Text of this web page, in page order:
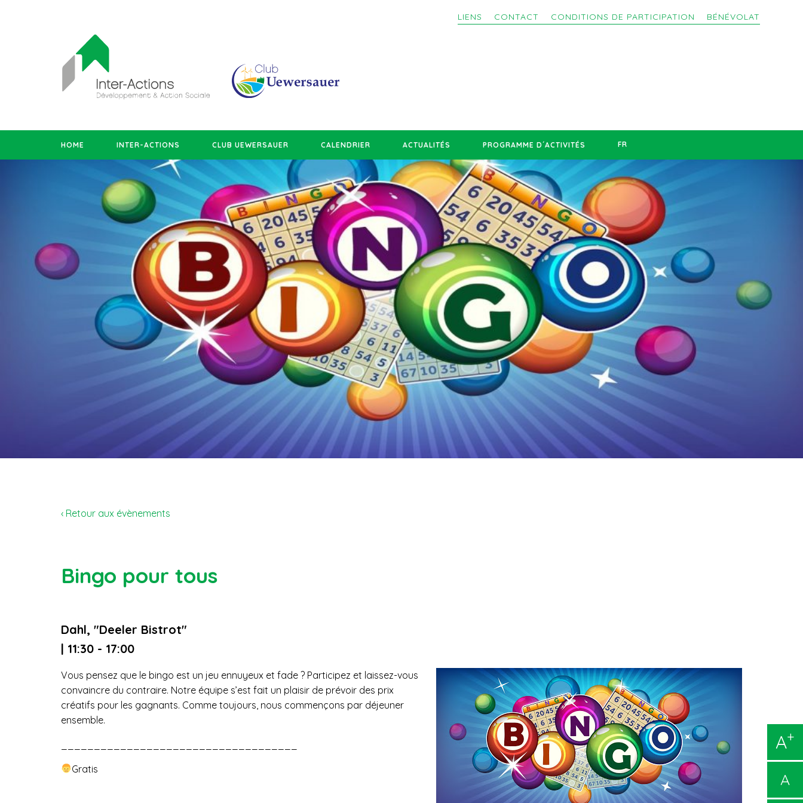
LIENS CONTACT CONDITIONS DE PARTICIPATION BÉNÉVOLAT
HOME INTER-ACTIONS CLUB UEWERSAUER CALENDRIER ACTUALITÉS PROGRAMME D´ACTIVITÉS FR
A+
A
‹ Retour aux évènements
Bingo pour tous
Dahl, "Deeler Bistrot"
| 11:30 - 17:00
Vous pensez que le bingo est un jeu ennuyeux et fade ? Participez et laissez-vous
convaincre du contraire. Notre équipe s’est fait un plaisir de prévoir des prix
créatifs pour les gagnants. Comme toujours, nous commençons par déjeuner
ensemble.
Gratis